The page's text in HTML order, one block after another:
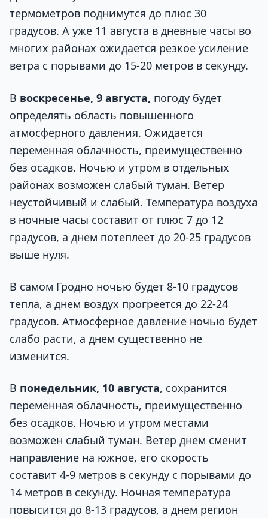
термометров поднимутся до плюс 30
градусов. А уже 11 августа в дневные часы во
многих районах ожидается резкое усиление
ветра с порывами до 15-20 метров в секунду.
В воскресенье, 9 августа, погоду будет
определять область повышенного
атмосферного давления. Ожидается
переменная облачность, преимущественно
без осадков. Ночью и утром в отдельных
районах возможен слабый туман. Ветер
неустойчивый и слабый. Температура воздуха
в ночные часы составит от плюс 7 до 12
градусов, а днем потеплеет до 20-25 градусов
выше нуля.
В самом Гродно ночью будет 8-10 градусов
тепла, а днем воздух прогреется до 22-24
градусов. Атмосферное давление ночью будет
слабо расти, а днем существенно не
изменится.
В понедельник, 10 августа, сохранится
переменная облачность, преимущественно
без осадков. Ночью и утром местами
возможен слабый туман. Ветер днем сменит
направление на южное, его скорость
составит 4-9 метров в секунду с порывами до
14 метров в секунду. Ночная температура
повысится до 8-13 градусов, а днем регион